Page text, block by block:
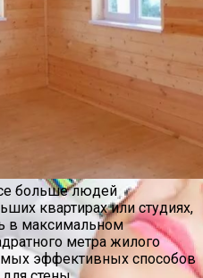
В Домашних Условиях:
И Проведение Процедуры
больше людей
квартирах или студиях,
в максимальном
метра жилого
эффективных способов